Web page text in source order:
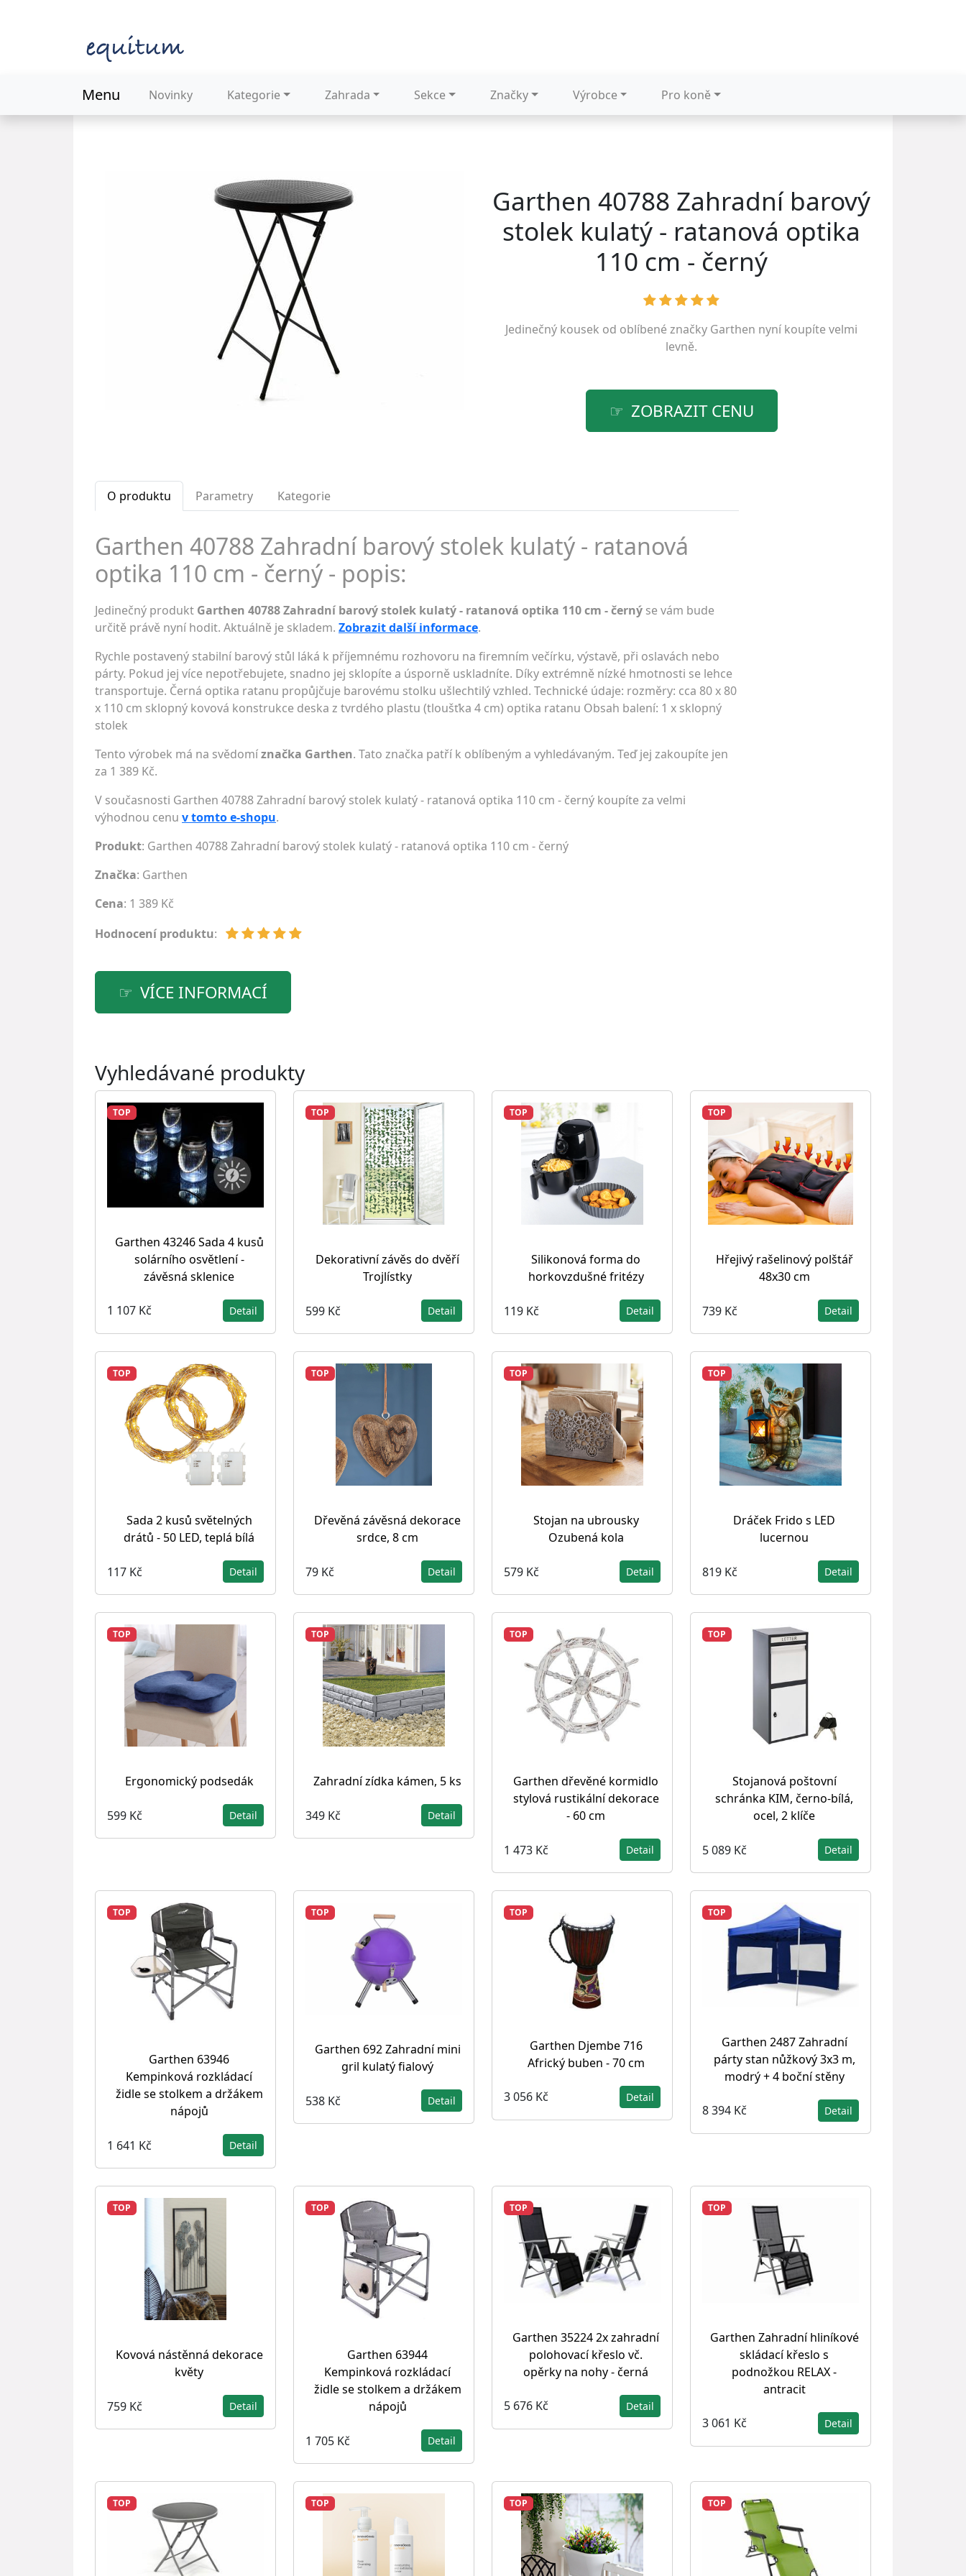
Menu Novinky Kategorie Zahrada Sekce Značky Výrobce Pro koně
Garthen 40788 Zahradní barový
stolek kulatý - ratanová optika
110 cm - černý
Jedinečný kousek od oblíbené značky Garthen nyní koupíte velmi
levně.
ZOBRAZIT CENU
O produktu Parametry Kategorie
Garthen 40788 Zahradní barový stolek kulatý - ratanová
optika 110 cm - černý - popis:
Jedinečný produkt Garthen 40788 Zahradní barový stolek kulatý - ratanová optika 110 cm - černý se vám bude
určitě právě nyní hodit. Aktuálně je skladem. Zobrazit další informace.
Rychle postavený stabilní barový stůl láká k příjemnému rozhovoru na firemním večírku, výstavě, při oslavách nebo
párty. Pokud jej více nepotřebujete, snadno jej sklopíte a úsporně uskladníte. Díky extrémně nízké hmotnosti se lehce
transportuje. Černá optika ratanu propůjčuje barovému stolku ušlechtilý vzhled. Technické údaje: rozměry: cca 80 x 80
x 110 cm sklopný kovová konstrukce deska z tvrdého plastu (tloušťka 4 cm) optika ratanu Obsah balení: 1 x sklopný
stolek
Tento výrobek má na svědomíznačka Garthen. Tato značka patří k oblíbeným a vyhledávaným. Teď jej zakoupíte jen
za 1 389 Kč.
V současnosti Garthen 40788 Zahradní barový stolek kulatý - ratanová optika 110 cm - černý koupíte za velmi
výhodnou cenu v tomto e-shopu.
Produkt: Garthen 40788 Zahradní barový stolek kulatý - ratanová optika 110 cm - černý
Značka: Garthen
Cena: 1 389 Kč
Hodnocení produktu:
VÍCE INFORMACÍ
Vyhledávané produkty
TOP
Garthen 43246 Sada 4 kusů
solárního osvětlení -
závěsná sklenice
1 107 Kč Detail
TOP
Dekorativní závěs do dvěří
Trojlístky
599 Kč Detail
TOP
Silikonová forma do
horkovzdušné fritézy
119 Kč Detail
TOP
Hřejivý rašelinový polštář
48x30 cm
739 Kč Detail
TOP
Sada 2 kusů světelných
drátů - 50 LED, teplá bílá
117 Kč Detail
TOP
Dřevěná závěsná dekorace
srdce, 8 cm
79 Kč Detail
TOP
Stojan na ubrousky
Ozubená kola
579 Kč Detail
TOP
Dráček Frido s LED
lucernou
819 Kč Detail
TOP
Ergonomický podsedák
599 Kč Detail
TOP
Zahradní zídka kámen, 5 ks
349 Kč Detail
TOP
Garthen dřevěné kormidlo
stylová rustikální dekorace
- 60 cm
1 473 Kč Detail
TOP
Stojanová poštovní
schránka KIM, černo-bílá,
ocel, 2 klíče
5 089 Kč Detail
TOP
Garthen 63946
Kempinková rozkládací
židle se stolkem a držákem
nápojů
1 641 Kč Detail
TOP
Garthen 692 Zahradní mini
gril kulatý fialový
538 Kč Detail
TOP
Garthen Djembe 716
Africký buben - 70 cm
3 056 Kč Detail
TOP
Garthen 2487 Zahradní
párty stan nůžkový 3x3 m,
modrý + 4 boční stěny
8 394 Kč Detail
TOP
Kovová nástěnná dekorace
květy
759 Kč Detail
TOP
Garthen 63944
Kempinková rozkládací
židle se stolkem a držákem
nápojů
1 705 Kč Detail
TOP
Garthen 35224 2x zahradní
polohovací křeslo vč.
opěrky na nohy - černá
5 676 Kč Detail
TOP
Garthen Zahradní hliníkové
skládací křeslo s
podnožkou RELAX -
antracit
3 061 Kč Detail
TOP TOP TOP TOP